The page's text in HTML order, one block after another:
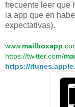
frecuente leer que
la app que en
expectativas).
www.mailboxapp
https://twitter.com/
https://